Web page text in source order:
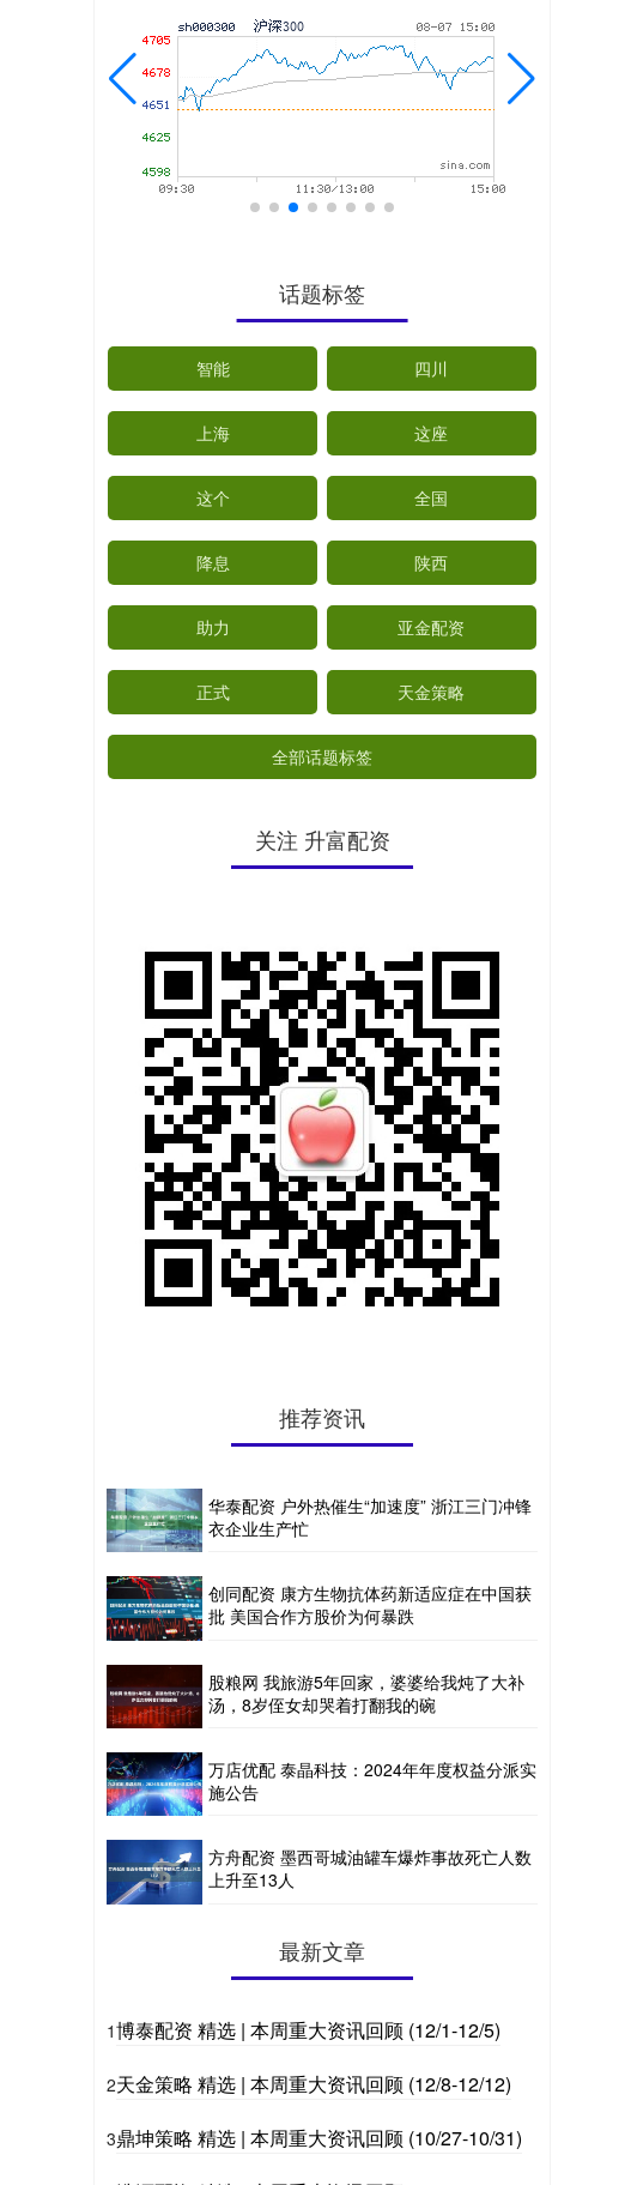
话题标签
智能 四川
上海 这座
这个 全国
降息 陕西
助力 亚金配资
正式 天金策略
全部话题标签
关注 升富配资
推荐资讯
华泰配资 户外热催生“加速度” 浙江三门冲锋
衣企业生产忙
创同配资 康方生物抗体药新适应症在中国获
批 美国合作方股价为何暴跌
股粮网 我旅游5年回家，婆婆给我炖了大补
汤，8岁侄女却哭着打翻我的碗
万店优配 泰晶科技：2024年年度权益分派实
施公告
方舟配资 墨西哥城油罐车爆炸事故死亡人数
上升至13人
最新文章
1博泰配资 精选 | 本周重大资讯回顾 (12/1-12/5)
2天金策略 精选 | 本周重大资讯回顾 (12/8-12/12)
3鼎坤策略 精选 | 本周重大资讯回顾 (10/27-10/31)